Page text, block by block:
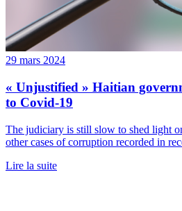
29 mars 2024
« Unjustified » Haitian
to Covid-19
The judiciary is still slow to shed light
other cases of corruption recorded in
Lire la suite